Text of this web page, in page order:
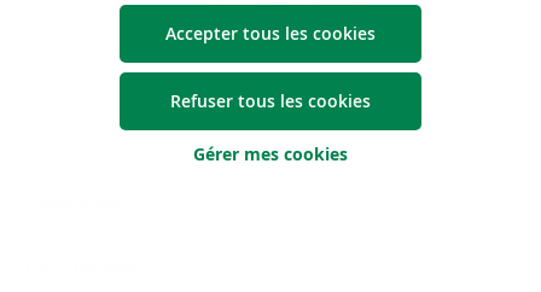
Accepter tous les cookies
Refuser tous les cookies
Gérer mes cookies